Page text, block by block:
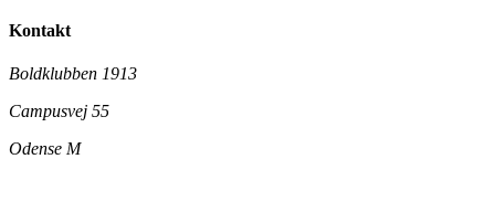
Kontakt
Boldklubben 1913
Campusvej 55
Odense M